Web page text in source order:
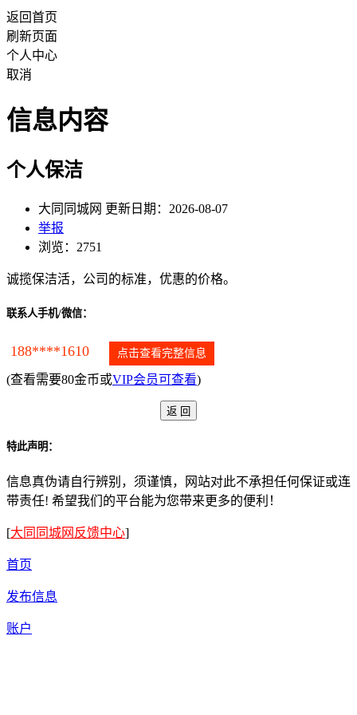
返回首页
刷新页面
个人中心
取消
信息内容
个人保洁
大同同城网 更新日期：2026-08-07
举报
浏览：2751
诚揽保洁活，公司的标准，优惠的价格。
联系人手机/微信：
188****1610 点击查看完整信息
(查看需要80金币或VIP会员可查看)
特此声明：
信息真伪请自行辨别，须谨慎，网站对此不承担任何保证或连
带责任! 希望我们的平台能为您带来更多的便利！
[大同同城网反馈中心]
首页
发布信息
账户